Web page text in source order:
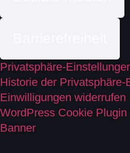
Privatsphäre-
Historie der Privatsphäre-
Einwilligungen widerrufen
WordPress Cookie
Banner